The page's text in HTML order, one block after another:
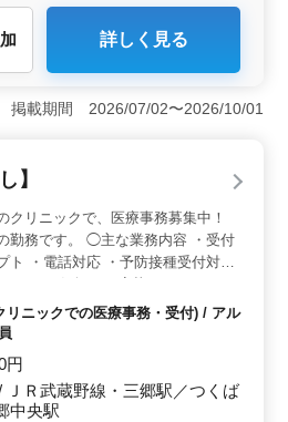
護福祉士・介護スタッフ
ラン経験者歓迎＞ 経験豊富な方
積極的に求めており、安定した職
ます。また週2〜3日からの勤務
、レクリエーションや書類作
広い業務に携わることができま
などワークライフバランスも大
遇と働きやすさ＞ 年収200万
円〜1,800円など給与面も魅力的
勤手当や福利厚生が整ってお
境が整っています。安心して働
新しいステージを築いてみま
詳しく見る
掲載期間 2026/07/02〜2026/10/01
】
クリニックで、医療事務募集中！
勤務です。 ◯主な業務内容 ・受付
ト ・電話対応 ・予防接種受付対応
制 ※マイカー通勤可能 ※残業なし
・医療クラーク・病棟クラークな
リニックでの医療事務・受付) / アル
円
ＪＲ武蔵野線・三郷駅／つくば
中央駅